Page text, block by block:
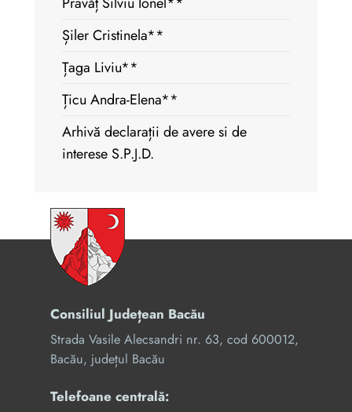
Șiler Cristinela**
Țaga Liviu**
Țicu Andra-Elena**
Arhivă declarații de avere si de
interese S.P.J.D.
Consiliul Județean Bacău
Strada Vasile Alecsandri nr. 63, cod 600012,
Bacău, județul Bacău
Telefoane centrală: